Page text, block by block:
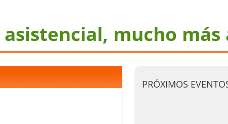
mucho
PRÓXIMOS